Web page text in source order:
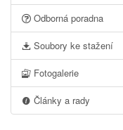
Odborná poradna
Soubory ke stažení
Fotogalerie
Články a rady